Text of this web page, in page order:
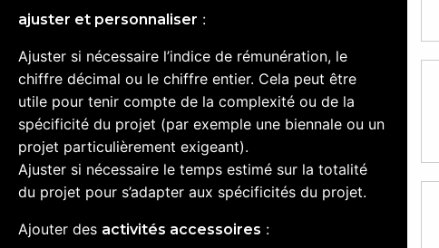
ajuster et personnaliser :
Ajuster si nécessaire l’indice de rémunération, le
chiffre décimal ou le chiffre entier. Cela peut être
utile pour tenir compte de la complexité ou de la
spécificité du projet (par exemple une biennale ou un
projet particulièrement exigeant).
Ajuster si nécessaire le temps estimé sur la totalité
du projet pour s’adapter aux spécificités du projet.
Ajouter des activités accessoires :